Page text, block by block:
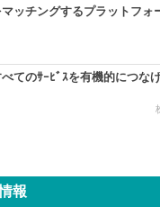
ッチングするプラットフォ
てのｻｰﾋﾞｽを有機的につな
報